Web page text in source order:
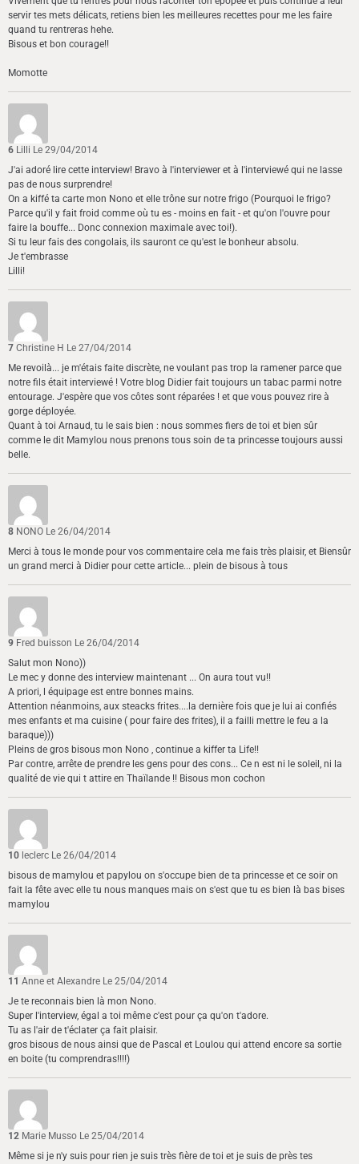
servir tes mets délicats, retiens bien les meilleures recettes pour me les faire
quand tu rentreras hehe.
Bisous et bon courage!!
Momotte
6 Lilli Le 29/04/2014
J'ai adoré lire cette interview! Bravo à l'interviewer et à l'interviewé qui ne lasse
pas de nous surprendre!
On a kiffé ta carte mon Nono et elle trône sur notre frigo (Pourquoi le frigo?
Parce qu'il y fait froid comme où tu es - moins en fait - et qu'on l'ouvre pour
faire la bouffe... Donc connexion maximale avec toi!).
Si tu leur fais des congolais, ils sauront ce qu'est le bonheur absolu.
Je t'embrasse
Lilli!
7 Christine H Le 27/04/2014
Me revoilà... je m'étais faite discrète, ne voulant pas trop la ramener parce que
notre fils était interviewé ! Votre blog Didier fait toujours un tabac parmi notre
entourage. J'espère que vos côtes sont réparées ! et que vous pouvez rire à
gorge déployée.
Quant à toi Arnaud, tu le sais bien : nous sommes fiers de toi et bien sûr
comme le dit Mamylou nous prenons tous soin de ta princesse toujours aussi
belle.
8 NONO Le 26/04/2014
Merci à tous le monde pour vos commentaire cela me fais très plaisir, et Biensûr
un grand merci à Didier pour cette article... plein de bisous à tous
9 Fred buisson Le 26/04/2014
Salut mon Nono))
Le mec y donne des interview maintenant ... On aura tout vu!!
A priori, l équipage est entre bonnes mains.
Attention néanmoins, aux steacks frites....la dernière fois que je lui ai confiés
mes enfants et ma cuisine ( pour faire des frites), il a failli mettre le feu a la
baraque)))
Pleins de gros bisous mon Nono , continue a kiffer ta Life!!
Par contre, arrête de prendre les gens pour des cons... Ce n est ni le soleil, ni la
qualité de vie qui t attire en Thaïlande !! Bisous mon cochon
10 leclerc Le 26/04/2014
bisous de mamylou et papylou on s'occupe bien de ta princesse et ce soir on
fait la fête avec elle tu nous manques mais on s'est que tu es bien là bas bises
mamylou
11 Anne et Alexandre Le 25/04/2014
Je te reconnais bien là mon Nono.
Super l'interview, égal a toi même c'est pour ça qu'on t'adore.
Tu as l'air de t'éclater ça fait plaisir.
gros bisous de nous ainsi que de Pascal et Loulou qui attend encore sa sortie
en boite (tu comprendras!!!!)
12 Marie Musso Le 25/04/2014
Même si je n'y suis pour rien je suis très fière de toi et je suis de près tes